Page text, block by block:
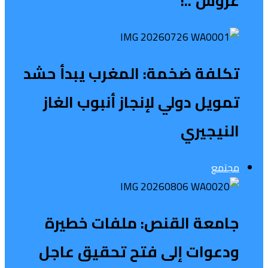
تكلفة ضخمة: المغرب يبدأ حشد
تمويل دولي لإنجاز أنبوب الغاز
النيجيري
مجتمع
جامعة القنص: ملفات خطيرة
ودعوات إلى فتح تحقيق عاجل